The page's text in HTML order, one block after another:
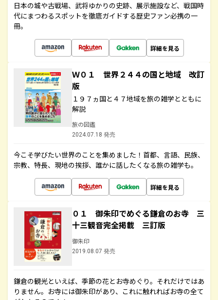
日本の城や古戦場、武将ゆかりの史跡、展示施設など、戦国時
代にまつわるスポットを徹底ガイドする歴史ファン必携の一
冊。
詳細を見る
Ｗ０１ 世界２４４の国と地域 改訂
版
１９７ヵ国と４７地域を旅の雑学とともに
解説
旅の図鑑
2024.07.18 発売
今こそ学びたい世界のことを集めました！首都、言語、民族、
宗教、特長、現地の挨拶、誰かに話したくなる旅の雑学も。
詳細を見る
０１ 御朱印でめぐる鎌倉のお寺 三
十三観音完全掲載 三訂版
御朱印
2019.08.07 発売
鎌倉の観光といえば、季節の花とお寺めぐり。それだけではあ
りません。お寺には御朱印があり、これに触れればお寺の全て